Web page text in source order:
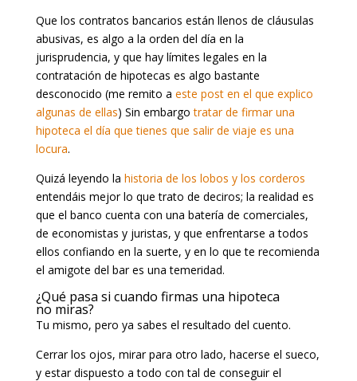
Que los contratos bancarios están llenos de cláusulas
abusivas, es algo a la orden del día en la
jurisprudencia, y que hay límites legales en la
contratación de hipotecas es algo bastante
desconocido (me remito a este post en el que explico
algunas de ellas) Sin embargotratar de firmar una
hipoteca el día que tienes que salir de viaje es una
locura.
Quizá leyendo la historia de los lobos y los corderos
entendáis mejor lo que trato de deciros; la realidad es
que el banco cuenta con una batería de comerciales,
de economistas y juristas, y que enfrentarse a todos
ellos confiando en la suerte, y en lo que te recomienda
el amigote del bar es una temeridad.
¿Qué pasa si cuando firmas una hipoteca
no miras?
Tu mismo, pero ya sabes el resultado del cuento.
Cerrar los ojos, mirar para otro lado, hacerse el sueco,
y estar dispuesto a todo con tal de conseguir el